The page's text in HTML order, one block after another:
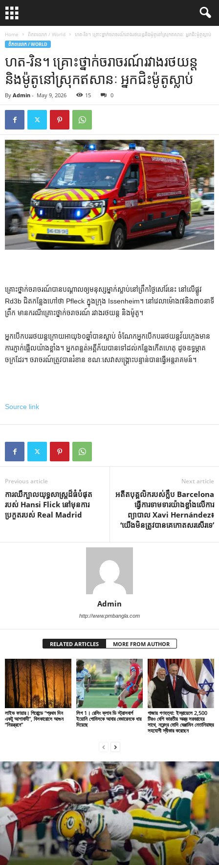
Home ពិភពលោក / World ហត-រិន។ គ្រោះថ្នាក់​ចរាចរណ៍​រវាង​រថយន្ត​និង​ម៉ូតូ​នៅ​ស្រុក​ឥសានៈ អ្នក​ជិះ​ម៉ូតូ​ស្លាប់​
ពិភពលោក / WORLD
ហត-រិន។ គ្រោះថ្នាក់​ចរាចរណ៍​រវាង​រថយន្ត​
និង​ម៉ូតូ​នៅ​ស្រុក​ឥសានៈ អ្នក​ជិះ​ម៉ូតូ​ស្លាប់​
By Admin - May 9, 2026 15 0
គ្រោះថ្នាក់​ចរាចរណ៍​បាន​បណ្តាល​ឲ្យ​មនុស្ស​ម្នាក់​ស្លាប់​នៅ​ព្រឹក​ថ្ងៃ​សៅរ៍​នេះ នៅលើ​ផ្លូវ
Rd3b ជិត​កន្លែង​ហៅ​ថា Pfleck ក្នុង​ក្រុង Issenheim។ នៅវេលាម៉ោង៧និង៣០នាទី
ព្រឹក មានករណីគ្រោះថ្នាក់ចរាចរណ៍ រវាងរថយន្ត និងម៉ូតូ។
អ្នកបើកបរ​រថយន្ត​ក្រោយ​អាយុ​៦០​ឆ្នាំ​បាន​ស្លាប់ ចំណែក​អ្នកបើកបរ​រថយន្ត​វ័យក្មេង​មាន
ការ​ភ្ញាក់ផ្អើល​យ៉ាងខ្លាំង​។ អ្នកពន្លត់អគ្គីភ័យបានទៅដល់កន្លែងកើតហេតុ ដូចឧទ្ធម្ភាគ
ចក្រដែរ។ ចរាចរណ៍​ត្រូវ​បាន​រំខាន ខណៈ​សេវា​សង្គ្រោះ​បន្ទាន់​បាន​ធ្វើ​អន្តរាគមន៍។
Source link
Previous article
ការឈឺក្បាលយុទ្ធសាស្ត្រដ៏ធំបំផុត
របស់ Hansi Flick នៅមុនការ
ប្រកួតរបស់ Real Madrid
Next article
អតីតបុគ្គលិករបស់ក្លឹប Barcelona
ធ្វើការទាមទារយ៉ាងខ្លាំងលើការ
ព្យាបាល Xavi Hernández៖
‘យើងមិនត្រូវបានគេកោតសរសើរទេ’
Admin
http://www.pmbangla.com
RELATED ARTICLES MORE FROM AUTHOR
লাইভ ফায়ার। গিরোন্ডে “প্রথম দিন
একটু আশাবাদী”, বিসকারোসে আগুন
“নিয়ন্ত্রনে”
লিগ 1। রেসিং ক্লাব ডি স্ট্রাসবার্গ
ইয়োনি গোমিসকে আবার বেভারেনকে ধার
দিয়েছে
গাজায় গণহত্যা: ইস্রায়েলে 2,500
টিরও বেশি ভারতীয় অস্ত্র সরবরাহের
সাথে, নরেন্দ্র মোদি বেঞ্জামিন নেতানিয়াহুর
সহযোগী স্বীকার করেছেন